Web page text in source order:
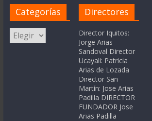
Categorías
Categorías
Directores
Director Iquitos:
Jorge Arias
Sandoval Director
Ucayali: Patricia
Arias de Lozada
Director San
Martín: Jose Arias
Padilla DIRECTOR
FUNDADOR Jose
Arias Padilla